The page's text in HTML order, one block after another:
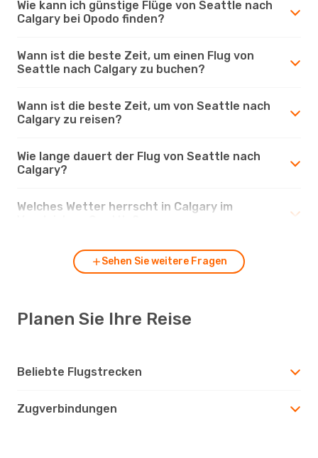
Wie kann ich günstige Flüge von Seattle nach
Calgary bei Opodo finden?
Wann ist die beste Zeit, um einen Flug von
Seattle nach Calgary zu buchen?
Wann ist die beste Zeit, um von Seattle nach
Calgary zu reisen?
Wie lange dauert der Flug von Seattle nach
Calgary?
Welches Wetter herrscht in Calgary im
Sehen Sie weitere Fragen
Planen Sie Ihre Reise
Beliebte Flugstrecken
Zugverbindungen